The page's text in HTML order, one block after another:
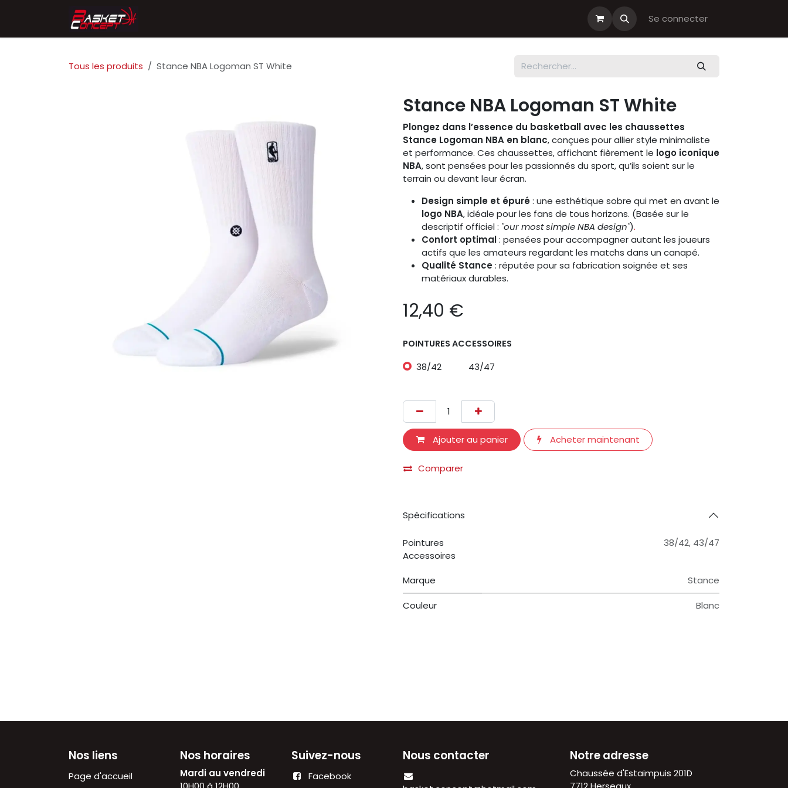
Boutiques Club Se connecter
Tous les produits Stance NBA Logoman ST White
Stance NBA Logoman ST White
Plongez dans l’essence du basketball avec les chaussettes
Stance Logoman NBA en blanc, conçues pour allier style minimaliste
et performance. Ces chaussettes, affichant fièrement le logo iconique
NBA, sont pensées pour les passionnés du sport, qu’ils soient sur le
terrain ou devant leur écran.
Design simple et épuré: une esthétique sobre qui met en avant le
logo NBA, idéale pour les fans de tous horizons. (Basée sur le
descriptif officiel : "our most simple NBA design").
Confort optimal: pensées pour accompagner autant les joueurs
actifs que les amateurs regardant les matchs dans un canapé.
Qualité Stance: réputée pour sa fabrication soignée et ses
matériaux durables.
12,40 €
POINTURES ACCESSOIRES
38/42 43/47
Ajouter au panier Acheter maintenant
Comparer
Spécifications
Pointures
Accessoires
38/42, 43/47
Marque Stance
Couleur Blanc
Nos liens
Page d'accueil
Nos horaires
Mardi au vendredi
Suivez-nous
Facebook
Nous contacter Notre adresse
Chaussée d'Estaimpuis 201D